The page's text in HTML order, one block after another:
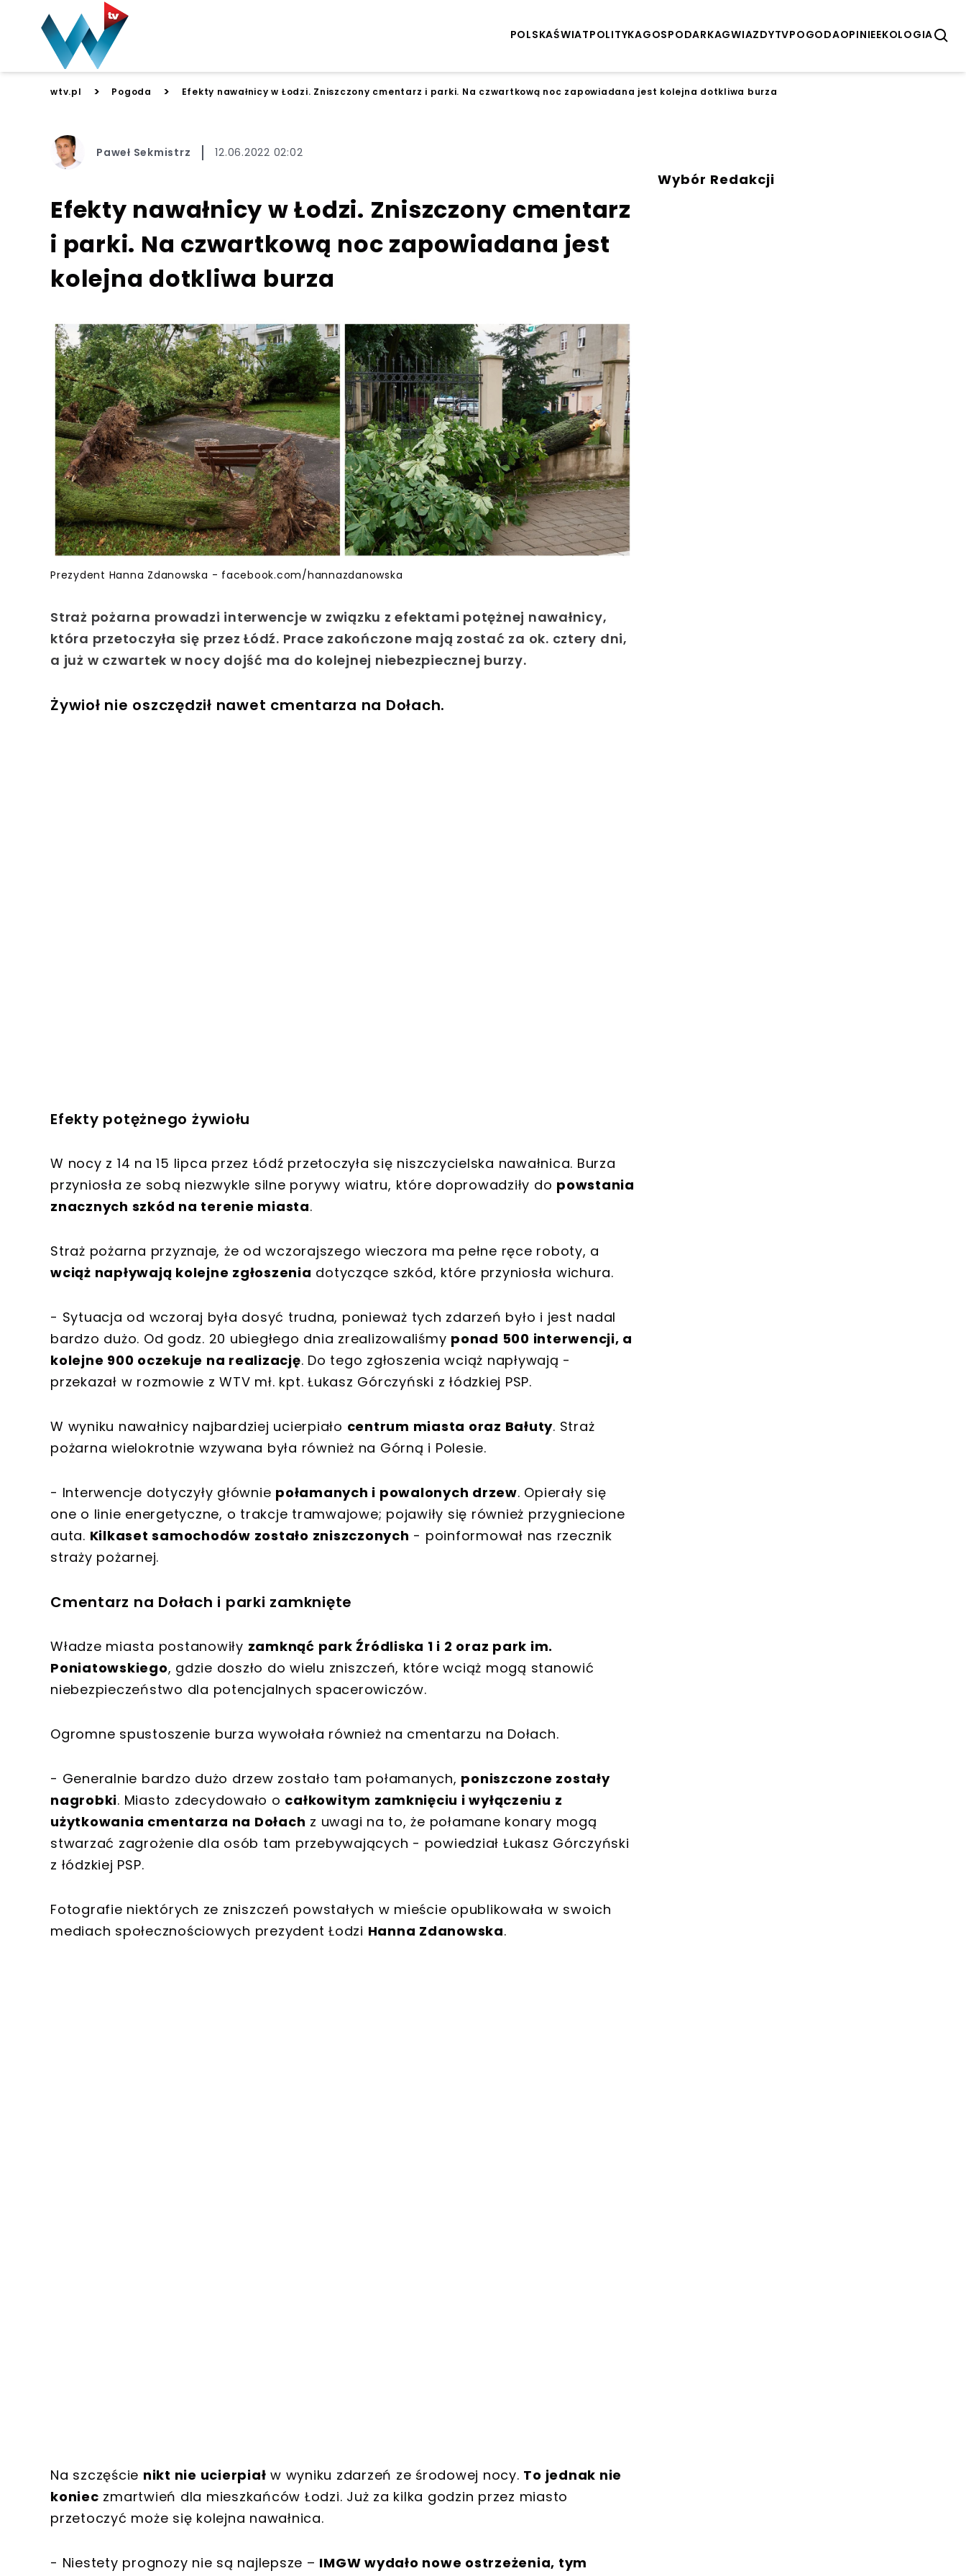
POLSKAŚWIATPOLITYKAGOSPODARKAGWIAZDYTVPOGODAOPINIEEKOLOGIA
wtv.pl > Pogoda > Efekty nawałnicy w Łodzi. Zniszczony cmentarz i parki. Na czwartkową noc zapowiadana jest kolejna dotkliwa burza
Paweł Sekmistrz 12.06.2022 02:02
Efekty nawałnicy w Łodzi. Zniszczony cmentarz
i parki. Na czwartkową noc zapowiadana jest
kolejna dotkliwa burza
Prezydent Hanna Zdanowska - facebook.com/hannazdanowska
Straż pożarna prowadzi interwencje w związku z efektami potężnej nawałnicy,
która przetoczyła się przez Łódź. Prace zakończone mają zostać za ok. cztery dni,
a już w czwartek w nocy dojść ma do kolejnej niebezpiecznej burzy.
Żywioł nie oszczędził nawet cmentarza na Dołach.
Efekty potężnego żywiołu
W nocy z 14 na 15 lipca przez Łódź przetoczyła się niszczycielska nawałnica. Burza
przyniosła ze sobą niezwykle silne porywy wiatru, które doprowadziły do powstania
znacznych szkód na terenie miasta.
Straż pożarna przyznaje, że od wczorajszego wieczora ma pełne ręce roboty, a
wciąż napływają kolejne zgłoszenia dotyczące szkód, które przyniosła wichura.
- Sytuacja od wczoraj była dosyć trudna, ponieważ tych zdarzeń było i jest nadal
bardzo dużo. Od godz. 20 ubiegłego dnia zrealizowaliśmy ponad 500 interwencji, a
kolejne 900 oczekuje na realizację. Do tego zgłoszenia wciąż napływają -
przekazał w rozmowie z WTV mł. kpt. Łukasz Górczyński z łódzkiej PSP.
W wyniku nawałnicy najbardziej ucierpiało centrum miasta oraz Bałuty. Straż
pożarna wielokrotnie wzywana była również na Górną i Polesie.
- Interwencje dotyczyły głównie połamanych i powalonych drzew. Opierały się
one o linie energetyczne, o trakcje tramwajowe; pojawiły się również przygniecione
auta. Kilkaset samochodów zostało zniszczonych - poinformował nas rzecznik
straży pożarnej.
Cmentarz na Dołach i parki zamknięte
Władze miasta postanowiły zamknąć park Źródliska 1 i 2 oraz park im.
Poniatowskiego, gdzie doszło do wielu zniszczeń, które wciąż mogą stanowić
niebezpieczeństwo dla potencjalnych spacerowiczów.
Ogromne spustoszenie burza wywołała również na cmentarzu na Dołach.
- Generalnie bardzo dużo drzew zostało tam połamanych, poniszczone zostały
nagrobki. Miasto zdecydowało o całkowitym zamknięciu i wyłączeniu z
użytkowania cmentarza na Dołach z uwagi na to, że połamane konary mogą
stwarzać zagrożenie dla osób tam przebywających - powiedział Łukasz Górczyński
z łódzkiej PSP.
Fotografie niektórych ze zniszczeń powstałych w mieście opublikowała w swoich
mediach społecznościowych prezydent Łodzi Hanna Zdanowska.
Na szczęście nikt nie ucierpiał w wyniku zdarzeń ze środowej nocy. To jednak nie
koniec zmartwień dla mieszkańców Łodzi. Już za kilka godzin przez miasto
przetoczyć może się kolejna nawałnica.
- Niestety prognozy nie są najlepsze – IMGW wydało nowe ostrzeżenia, tym
Wybór Redakcji